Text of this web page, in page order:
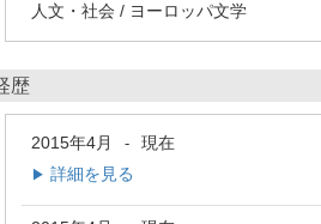
人文・社会 / ヨーロッパ文学
歴
2015年4月 - 現在
▶ 詳細を見る